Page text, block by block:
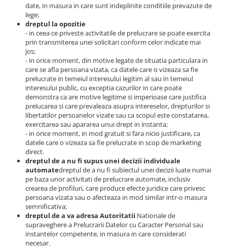
date, in masura in care sunt indeplinite conditiile prevazute de
lege;
dreptul la opozitie
- in ceea ce priveste activitatile de prelucrare se poate exercita
prin transmiterea unei solicitari conform celor indicate mai
jos;
- in orice moment, din motive legate de situatia particulara in
care se afla persoana vizata, ca datele care o vizeaza sa fie
prelucrate in temeiul interesului legitim al sau in temeiul
interesului public, cu exceptia cazurilor in care poate
demonstra ca are motive legitime si imperioase care justifica
prelucarea si care prevaleaza asupra intereselor, drepturilor si
libertatilor persoanelor vizate sau ca scopul este constatarea,
exercitarea sau apararea unui drept in instanta;
- in orice moment, in mod gratuit si fara nicio justificare, ca
datele care o vizeaza sa fie prelucrate in scop de marketing
direct.
dreptul de a nu fi supus unei decizii individuale
automatedreptul de a nu fi subiectul unei decizii luate numai
pe baza unor activitati de prelucrare automate, inclusiv
crearea de profiluri, care produce efecte juridice care privesc
persoana vizata sau o afecteaza in mod similar intr-o masura
semnificativa;
dreptul de a va adresa Autoritatii Nationale de
supraveghere a Prelucrarii Datelor cu Caracter Personal sau
instantelor competente, in masura in care considerati
necesar.